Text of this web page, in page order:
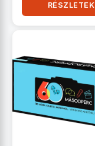
RÉSZLETEK